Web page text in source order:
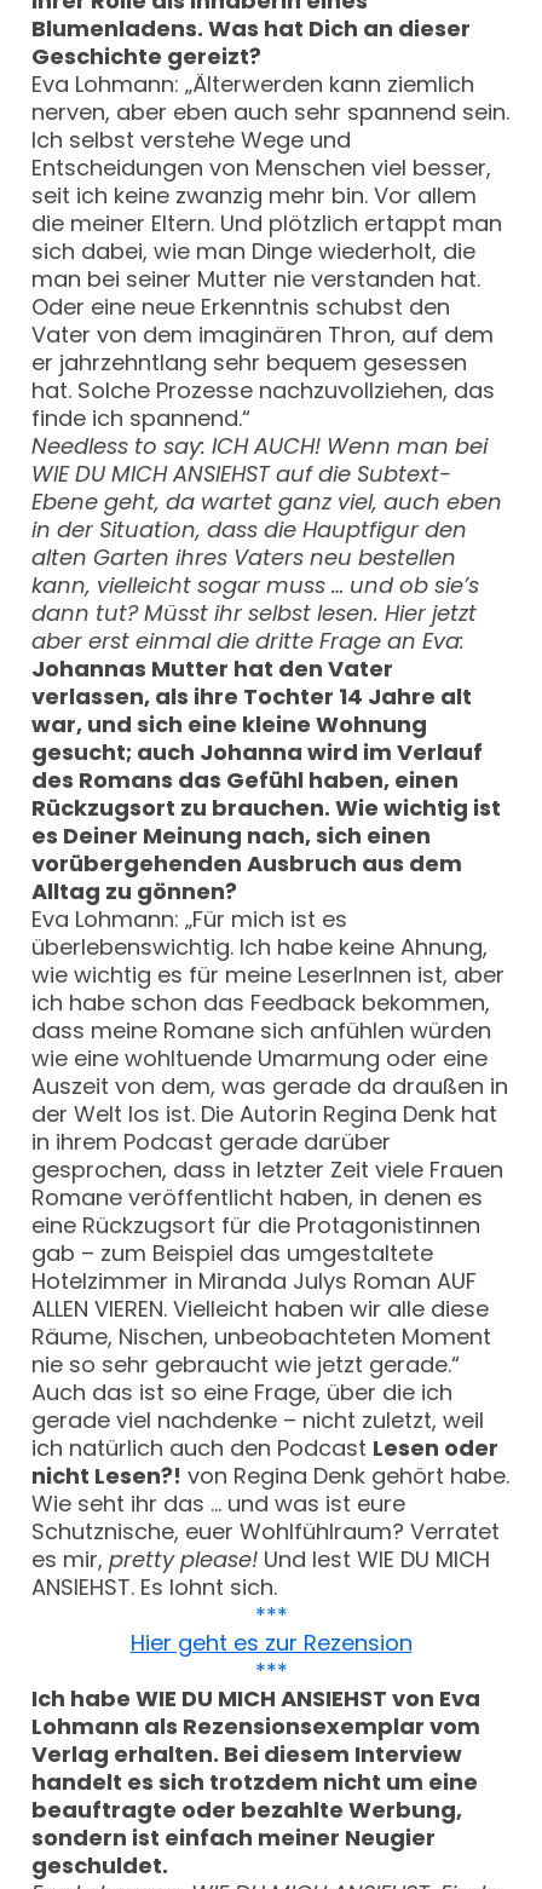
Blumenladens. Was hat Dich an dieser
Geschichte gereizt?
Eva Lohmann: „Älterwerden kann ziemlich
nerven, aber eben auch sehr spannend sein.
Ich selbst verstehe Wege und
Entscheidungen von Menschen viel besser,
seit ich keine zwanzig mehr bin. Vor allem
die meiner Eltern. Und plötzlich ertappt man
sich dabei, wie man Dinge wiederholt, die
man bei seiner Mutter nie verstanden hat.
Oder eine neue Erkenntnis schubst den
Vater von dem imaginären Thron, auf dem
er jahrzehntlang sehr bequem gesessen
hat. Solche Prozesse nachzuvollziehen, das
finde ich spannend.“
Needless to say: ICH AUCH! Wenn man bei
WIE DU MICH ANSIEHST auf die Subtext-
Ebene geht, da wartet ganz viel, auch eben
in der Situation, dass die Hauptfigur den
alten Garten ihres Vaters neu bestellen
kann, vielleicht sogar muss … und ob sie’s
dann tut? Müsst ihr selbst lesen. Hier jetzt
aber erst einmal die dritte Frage an Eva:
Johannas Mutter hat den Vater
verlassen, als ihre Tochter 14 Jahre alt
war, und sich eine kleine Wohnung
gesucht; auch Johanna wird im Verlauf
des Romans das Gefühl haben, einen
Rückzugsort zu brauchen. Wie wichtig ist
es Deiner Meinung nach, sich einen
vorübergehenden Ausbruch aus dem
Alltag zu gönnen?
Eva Lohmann: „Für mich ist es
überlebenswichtig. Ich habe keine Ahnung,
wie wichtig es für meine LeserInnen ist, aber
ich habe schon das Feedback bekommen,
dass meine Romane sich anfühlen würden
wie eine wohltuende Umarmung oder eine
Auszeit von dem, was gerade da draußen in
der Welt los ist. Die Autorin Regina Denk hat
in ihrem Podcast gerade darüber
gesprochen, dass in letzter Zeit viele Frauen
Romane veröffentlicht haben, in denen es
eine Rückzugsort für die Protagonistinnen
gab – zum Beispiel das umgestaltete
Hotelzimmer in Miranda Julys Roman AUF
ALLEN VIEREN. Vielleicht haben wir alle diese
Räume, Nischen, unbeobachteten Moment
nie so sehr gebraucht wie jetzt gerade.“
Auch das ist so eine Frage, über die ich
gerade viel nachdenke – nicht zuletzt, weil
ich natürlich auch den Podcast Lesen oder
nicht Lesen?! von Regina Denk gehört habe.
Wie seht ihr das … und was ist eure
Schutznische, euer Wohlfühlraum? Verratet
es mir,pretty please! Und lest WIE DU MICH
ANSIEHST. Es lohnt sich.
***
Hier geht es zur Rezension
***
Ich habe WIE DU MICH ANSIEHST von Eva
Lohmann als Rezensionsexemplar vom
Verlag erhalten. Bei diesem Interview
handelt es sich trotzdem nicht um eine
beauftragte oder bezahlte Werbung,
sondern ist einfach meiner Neugier
geschuldet.